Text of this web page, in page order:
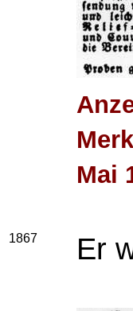
Mai
1867 Er